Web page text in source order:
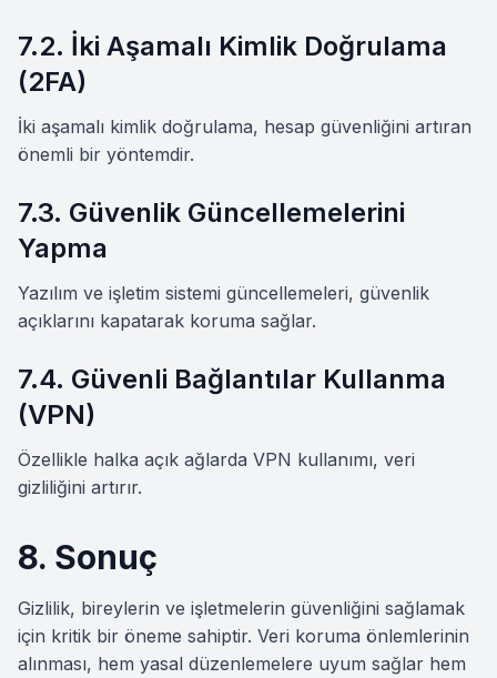
7.2. İki Aşamalı Kimlik Doğrulama
(2FA)
İki aşamalı kimlik doğrulama, hesap güvenliğini artıran
önemli bir yöntemdir.
7.3. Güvenlik Güncellemelerini
Yapma
Yazılım ve işletim sistemi güncellemeleri, güvenlik
açıklarını kapatarak koruma sağlar.
7.4. Güvenli Bağlantılar Kullanma
(VPN)
Özellikle halka açık ağlarda VPN kullanımı, veri
gizliliğini artırır.
8. Sonuç
Gizlilik, bireylerin ve işletmelerin güvenliğini sağlamak
için kritik bir öneme sahiptir. Veri koruma önlemlerinin
alınması, hem yasal düzenlemelere uyum sağlar hem